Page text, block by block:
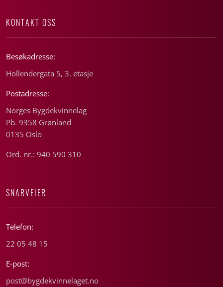
KONTAKT OSS
Besøkadresse:
Hollendergata 5, 3. etasje
Postadresse:
Norges Bygdekvinnelag
Pb. 9358 Grønland
0135 Oslo
Ord. nr.: 940 590 310
SNARVEIER
Telefon:
22 05 48 15
E-post:
post@bygdekvinnelaget.no